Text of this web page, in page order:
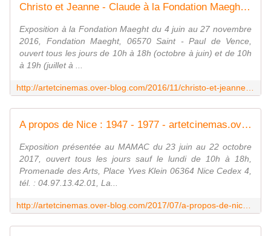
Christo et Jeanne - Claude à la Fondation Maeght - artetcinemas.over-blog.com
Exposition à la Fondation Maeght du 4 juin au 27 novembre
2016, Fondation Maeght, 06570 Saint - Paul de Vence,
ouvert tous les jours de 10h à 18h (octobre à juin) et de 10h
à 19h (juillet à ...
A propos de Nice : 1947 - 1977 - artetcinemas.over-blog.com
Exposition présentée au MAMAC du 23 juin au 22 octobre
2017, ouvert tous les jours sauf le lundi de 10h à 18h,
Promenade des Arts, Place Yves Klein 06364 Nice Cedex 4,
tél. : 04.97.13.42.01, La...